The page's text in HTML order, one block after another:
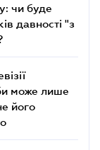
чи буде
давності "з
може лише
його